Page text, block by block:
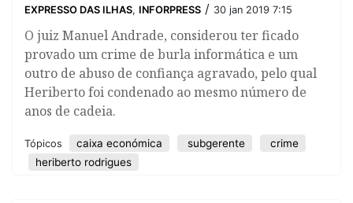
EXPRESSO DAS ILHAS, INFORPRESS / 30 jan 2019 7:15
O juiz Manuel Andrade, considerou ter ficado
provado um crime de burla informática e um
outro de abuso de confiança agravado, pelo qual
Heriberto foi condenado ao mesmo número de
anos de cadeia.
Tópicos caixa económica subgerente
crime
heriberto rodrigues